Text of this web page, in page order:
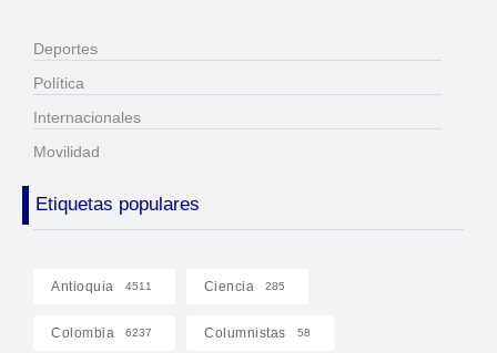
Deportes
Política
Internacionales
Movilidad
Etiquetas populares
Antioquia 4511 Ciencia 285
Colombia 6237 Columnistas 58